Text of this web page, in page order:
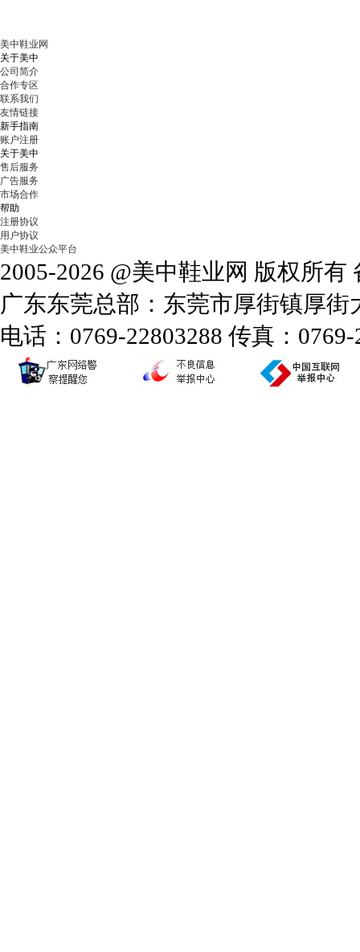
美中鞋业网
关于美中
公司简介
合作专区
联系我们
友情链接
新手指南
账户注册
关于美中
售后服务
广告服务
市场合作
帮助
注册协议
用户协议
美中鞋业公众平台
2005-2026 @美中鞋业网 版权所有
广东东莞总部：东莞市厚街镇厚
电话：0769-22803288 传真：0769-